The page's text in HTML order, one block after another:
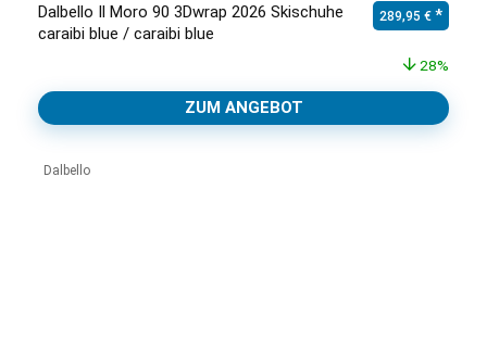
Dalbello Il Moro 90 3Dwrap 2026 Skischuhe
caraibi blue / caraibi blue
Ursprünglicher
289,95 €
28%
ZUM ANGEBOT
Dalbello